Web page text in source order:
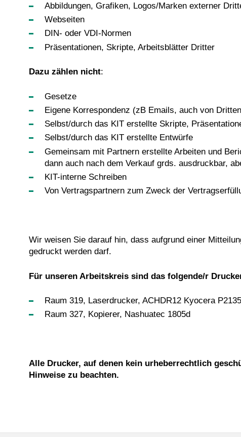
Abbildungen, Grafiken, Logos/Marken externer
Webseiten
DIN- oder VDI-Normen
Präsentationen, Skripte, Arbeitsblätter Dritter
Dazu zählen nicht:
Gesetze
Eigene Korrespondenz (zB Emails, auch von
Selbst/durch das KIT erstellte Skripte,
Selbst/durch das KIT erstellte Entwürfe
Gemeinsam mit Partnern erstellte Arbeiten und
dann auch nach dem Verkauf grds. ausdruckbar,
KIT-interne Schreiben
Von Vertragspartnern zum Zweck der
Wir weisen Sie darauf hin, dass aufgrund einer
gedruckt werden darf.
Für unseren Arbeitskreis sind das folgende/r
Raum 319, Laserdrucker, ACHDR12 Kyocera
Raum 327, Kopierer, Nashuatec 1805d
Alle Drucker, auf denen kein urheberrechtlich
Hinweise zu beachten.